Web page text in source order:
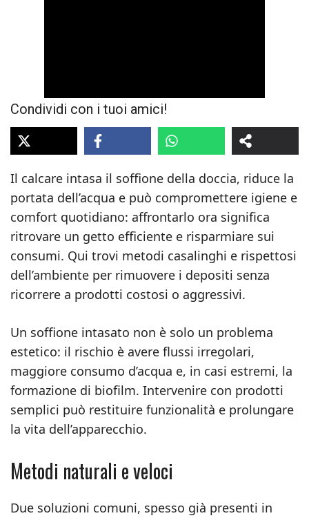
Condividi con i tuoi amici!
Il calcare intasa il soffione della doccia, riduce la
portata dell’acqua e può compromettere igiene e
comfort quotidiano: affrontarlo ora significa
ritrovare un getto efficiente e risparmiare sui
consumi. Qui trovi metodi casalinghi e rispettosi
dell’ambiente per rimuovere i depositi senza
ricorrere a prodotti costosi o aggressivi.
Un soffione intasato non è solo un problema
estetico: il rischio è avere flussi irregolari,
maggiore consumo d’acqua e, in casi estremi, la
formazione di biofilm. Intervenire con prodotti
semplici può restituire funzionalità e prolungare
la vita dell’apparecchio.
Metodi naturali e veloci
Due soluzioni comuni, spesso già presenti in